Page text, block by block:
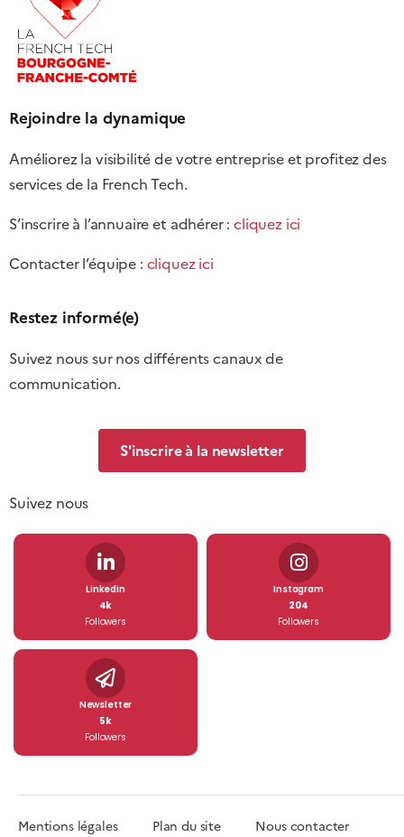
Rejoindre la dynamique
Améliorez la visibilité de votre entreprise et profitez des
services de la French Tech.
S’inscrire à l’annuaire et adhérer :cliquez ici
Contacter l’équipe : cliquez ici
Restez informé(e)
Suivez nous sur nos différents canaux de
communication.
S'inscrire à la newsletter
Suivez nous
Linkedin
4k
Followers
Instagram
204
Followers
Newsletter
5k
Followers
Mentions légales Plan du site Nous contacter